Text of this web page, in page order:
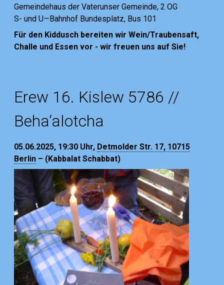
Gemeindehaus der Vaterunser Gemeinde, 2 OG
S- und U—Bahnhof Bundesplatz, Bus 101
Für den Kiddusch bereiten wir Wein/Traubensaft,
Challe und Essen vor - wir freuen uns auf Sie!
Erew 16. Kislew 5786 //
Beha‘alotcha
05.06.2025, 19:30 Uhr, Detmolder Str. 17, 10715
Berlin – (Kabbalat Schabbat)